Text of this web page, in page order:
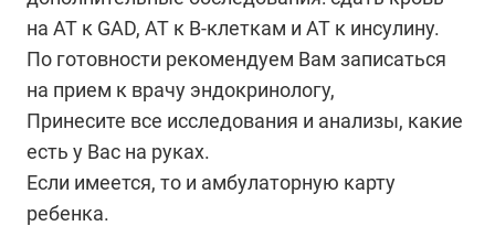
на АТ к GAD, АТ к B-клеткам и AT к инсулину.
По готовности рекомендуем Вам записаться
на прием к врачу эндокринологу,
Принесите все исследования и анализы, какие
есть у Вас на руках.
Если имеется, то и амбулаторную карту
ребенка.